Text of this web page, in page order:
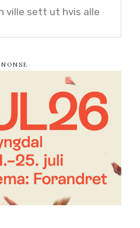
ville sett ut hvis alle